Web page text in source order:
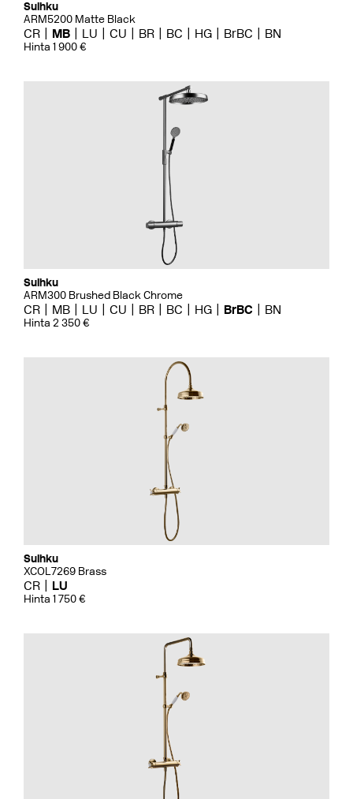
Suihku
ARM5200 Matte Black
CR MB LU CU BR BC HG BrBC BN
Hinta 1 900 €
Suihku
ARM300 Brushed Black Chrome
CR MB LU CU BR BC HG BrBC BN
Hinta 2 350 €
Suihku
XCOL7269 Brass
CR LU
Hinta 1 750 €